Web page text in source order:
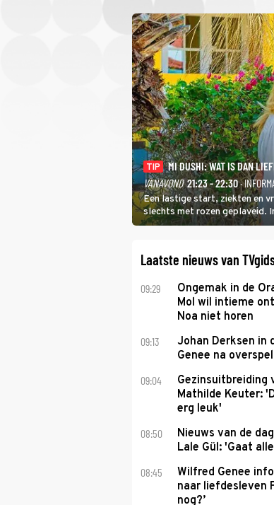
TIP
MI DUSHI: WAT IS DAN
VANAVOND 21:23 - 22:30·
Een lastige start, ziekten en
slechts met rozen geplaveid.
showbizzkoppel mee uit
Laatste nieuws van
09:29
Ongemak in de
Mol wil intieme
Noa niet horen
09:13
Johan Derksen in
Genee na
09:04
Gezinsuitbreiding
Mathilde Keuter:
erg leuk'
08:50
Nieuws van de
Lale Gül: 'Gaat
08:45
Wilfred Genee
naar liefdesleven
nog?’